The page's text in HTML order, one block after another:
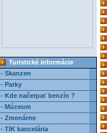
Turistické informácie
- Skanzen
- Parky
- Kde načerpať benzín ?
- Múzeum
- Zmenárne
- TIK kancelária